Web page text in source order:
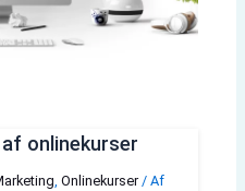
onlinekurser
, Onlinekurser/ Af